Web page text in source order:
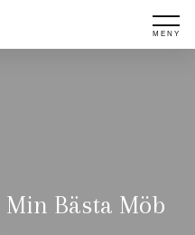
Min Bästa Möb